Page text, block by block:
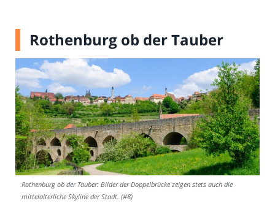
Rothenburg ob der Tauber
Rothenburg ob der Tauber: Bilder der Doppelbrücke zeigen stets auch die
mittelalterliche Skyline der Stadt. (#8)